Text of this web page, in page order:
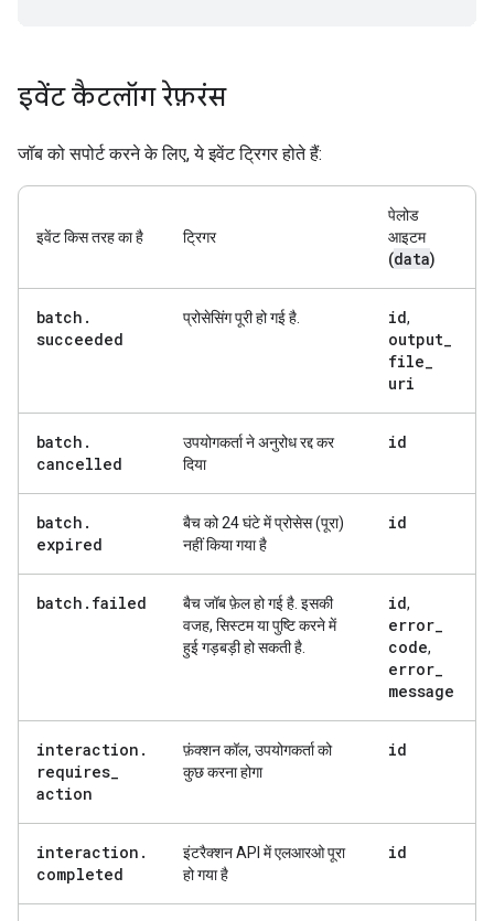
इवेंट कैटलॉग रेफ़रंस
जॉब को सपोर्ट करने के लिए, ये इवेंट ट्रिगर होते हैं:
इवेंट किस तरह का है ट्रिगर
पेलोड
आइटम
(data)
batch .
succeeded
प्रोसेसिंग पूरी हो गई है. id,
output_
file_
uri
batch .
cancelled
उपयोगकर्ता ने अनुरोध रद्द कर
दिया
id
batch .
expired
बैच को 24 घंटे में प्रोसेस (पूरा)
नहीं किया गया है
id
batch . failed
बैच जॉब फ़ेल हो गई है. इसकी
वजह, सिस्टम या पुष्टि करने में
हुई गड़बड़ी हो सकती है.
id,
error_
code,
error_
message
interaction .
requires_
action
फ़ंक्शन कॉल, उपयोगकर्ता को
कुछ करना होगा
id
interaction .
completed
इंटरैक्शन API में एलआरओ पूरा
हो गया है
id